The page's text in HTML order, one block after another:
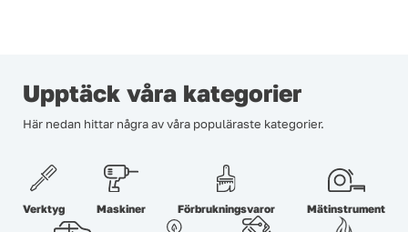
Upptäck våra kategorier
Här nedan hittar några av våra populäraste kategorier.
Verktyg Maskiner Förbrukningsvaror Mätinstrument